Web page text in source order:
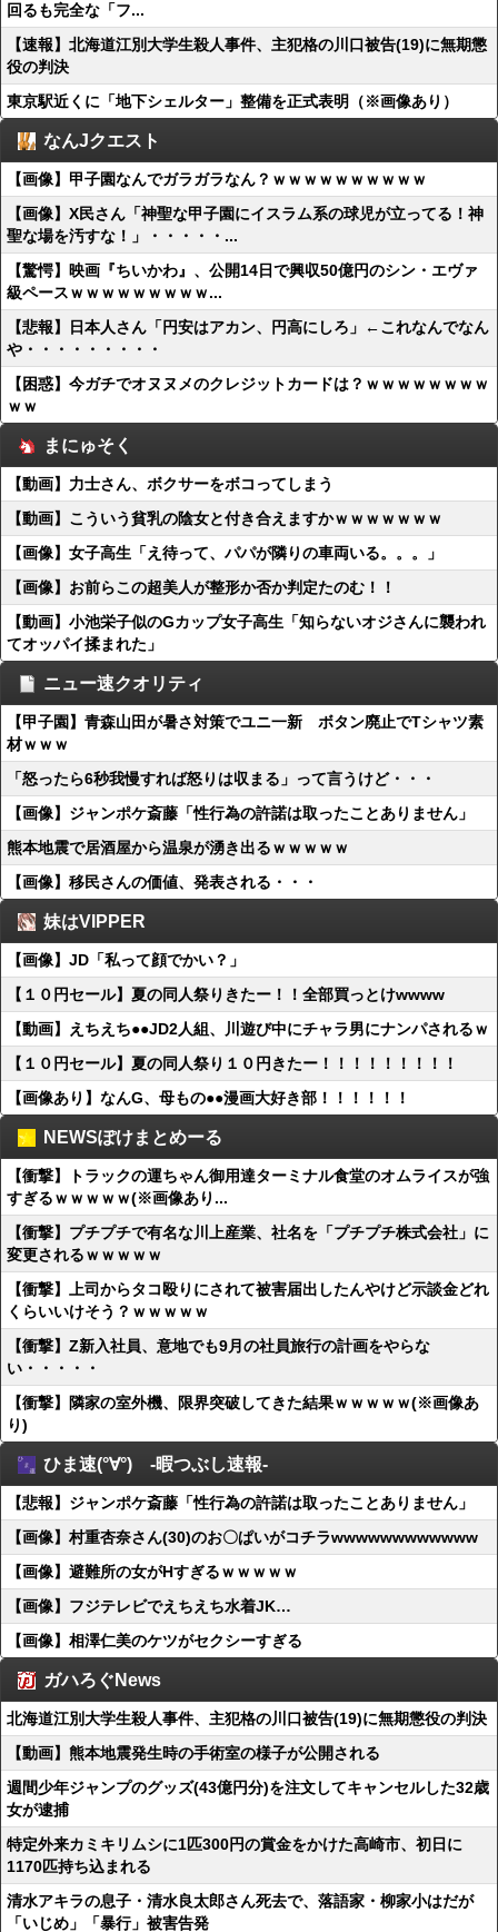
回るも完全な「フ...
【速報】北海道江別大学生殺人事件、主犯格の川口被告(19)に無期懲
役の判決
東京駅近くに「地下シェルター」整備を正式表明（※画像あり）
なんJクエスト
【画像】甲子園なんでガラガラなん？ｗｗｗｗｗｗｗｗｗｗ
【画像】X民さん「神聖な甲子園にイスラム系の球児が立ってる！神
聖な場を汚すな！」・・・・・...
【驚愕】映画『ちいかわ』、公開14日で興収50億円のシン・エヴァ
級ペースｗｗｗｗｗｗｗｗｗ...
【悲報】日本人さん「円安はアカン、円高にしろ」←これなんでなん
や・・・・・・・・・
【困惑】今ガチでオヌヌメのクレジットカードは？ｗｗｗｗｗｗｗｗ
ｗｗ
まにゅそく
【動画】力士さん、ボクサーをボコってしまう
【動画】こういう貧乳の陰女と付き合えますかｗｗｗｗｗｗｗ
【画像】女子高生「え待って、パパが隣りの車両いる。。。」
【画像】お前らこの超美人が整形か否か判定たのむ！！
【動画】小池栄子似のGカップ女子高生「知らないオジさんに襲われ
てオッパイ揉まれた」
ニュー速クオリティ
【甲子園】青森山田が暑さ対策でユニ一新 ボタン廃止でTシャツ素
材ｗｗｗ
「怒ったら6秒我慢すれば怒りは収まる」って言うけど・・・
【画像】ジャンポケ斎藤「性行為の許諾は取ったことありません」
熊本地震で居酒屋から温泉が湧き出るｗｗｗｗｗ
【画像】移民さんの価値、発表される・・・
妹はVIPPER
【画像】JD「私って顔でかい？」
【１０円セール】夏の同人祭りきたー！！全部買っとけwwww
【動画】えちえち●●JD2人組、川遊び中にチャラ男にナンパされるｗ
【１０円セール】夏の同人祭り１０円きたー！！！！！！！！！
【画像あり】なんG、母もの●●漫画大好き部！！！！！！
NEWSぽけまとめーる
【衝撃】トラックの運ちゃん御用達ターミナル食堂のオムライスが強
すぎるｗｗｗｗｗ(※画像あり...
【衝撃】プチプチで有名な川上産業、社名を「プチプチ株式会社」に
変更されるｗｗｗｗｗ
【衝撃】上司からタコ殴りにされて被害届出したんやけど示談金どれ
くらいいけそう？ｗｗｗｗｗ
【衝撃】Z新入社員、意地でも9月の社員旅行の計画をやらな
い・・・・・
【衝撃】隣家の室外機、限界突破してきた結果ｗｗｗｗｗ(※画像あ
り)
ひま速(°∀°) -暇つぶし速報-
【悲報】ジャンポケ斎藤「性行為の許諾は取ったことありません」
【画像】村重杏奈さん(30)のお〇ぱいがコチラwwwwwwwwwwww
【画像】避難所の女がHすぎるｗｗｗｗｗ
【画像】フジテレビでえちえち水着JK…
【画像】相澤仁美のケツがセクシーすぎる
ガハろぐNews
北海道江別大学生殺人事件、主犯格の川口被告(19)に無期懲役の判決
【動画】熊本地震発生時の手術室の様子が公開される
週間少年ジャンプのグッズ(43億円分)を注文してキャンセルした32歳
女が逮捕
特定外来カミキリムシに1匹300円の賞金をかけた高崎市、初日に
1170匹持ち込まれる
清水アキラの息子・清水良太郎さん死去で、落語家・柳家小はだが
「いじめ」「暴行」被害告発